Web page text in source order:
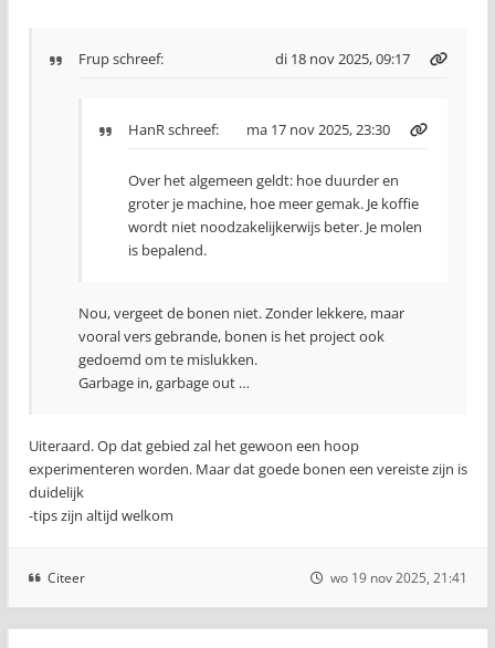
Frupschreef: di 18 nov 2025, 09:17
HanRschreef: ma 17 nov 2025, 23:30
Over het algemeen geldt: hoe duurder en
groter je machine, hoe meer gemak. Je koffie
wordt niet noodzakelijkerwijs beter. Je molen
is bepalend.
Nou, vergeet de bonen niet. Zonder lekkere, maar
vooral vers gebrande, bonen is het project ook
gedoemd om te mislukken.
Garbage in, garbage out …
Uiteraard. Op dat gebied zal het gewoon een hoop
experimenteren worden. Maar dat goede bonen een vereiste zijn is
duidelijk
-tips zijn altijd welkom
Citeer wo 19 nov 2025, 21:41